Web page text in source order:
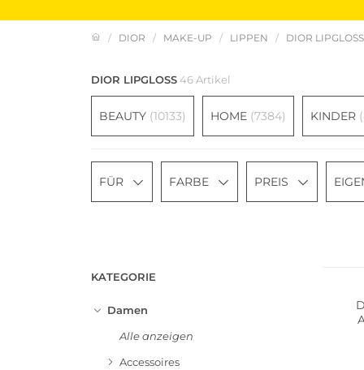
DIOR MAKE-UP LIPPEN DIOR LIPGLOSS
DIOR LIPGLOSS 46 Artikel
BEAUTY (10133) HOME (7384) KINDER
FÜR FARBE PREIS
KATEGORIE
Damen
Alle anzeigen
Accessoires